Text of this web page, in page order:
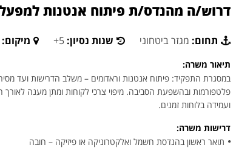
דרוש/ה מהנדס/ת פיתוח אנטנות
תחום: מגזר ביטחוני שנות נסיון:5+ מיקום:
תיאור משרה:
במסגרת התפקיד: פיתוח אנטנות וראדומים – משלב הדרישות ועד
ועמידה בלוחות זמנים.
דרישות משרה:
תואר ראשון בהנדסת חשמל ואלקטרוניקה או פיזיקה – חובה